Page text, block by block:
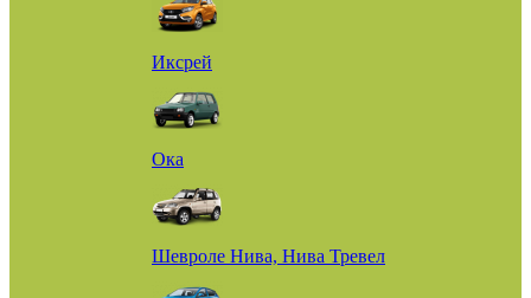
Иксрей
Ока
Шевроле Нива, Нива Тревел